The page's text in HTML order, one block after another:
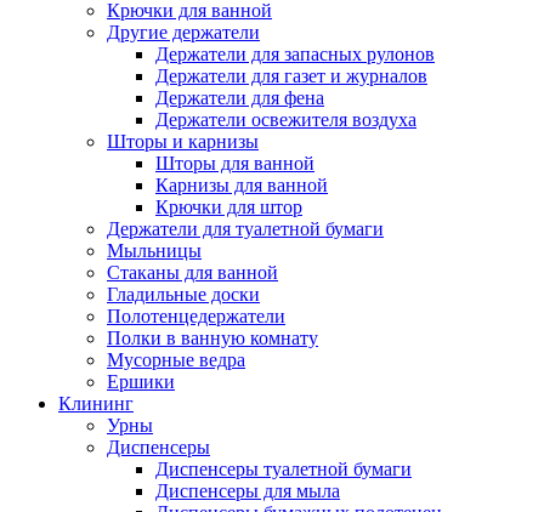
Крючки для ванной
Другие держатели
Держатели для запасных рулонов
Держатели для газет и журналов
Держатели для фена
Держатели освежителя воздуха
Шторы и карнизы
Шторы для ванной
Карнизы для ванной
Крючки для штор
Держатели для туалетной бумаги
Мыльницы
Стаканы для ванной
Гладильные доски
Полотенцедержатели
Полки в ванную комнату
Мусорные ведра
Ершики
Клининг
Урны
Диспенсеры
Диспенсеры туалетной бумаги
Диспенсеры для мыла